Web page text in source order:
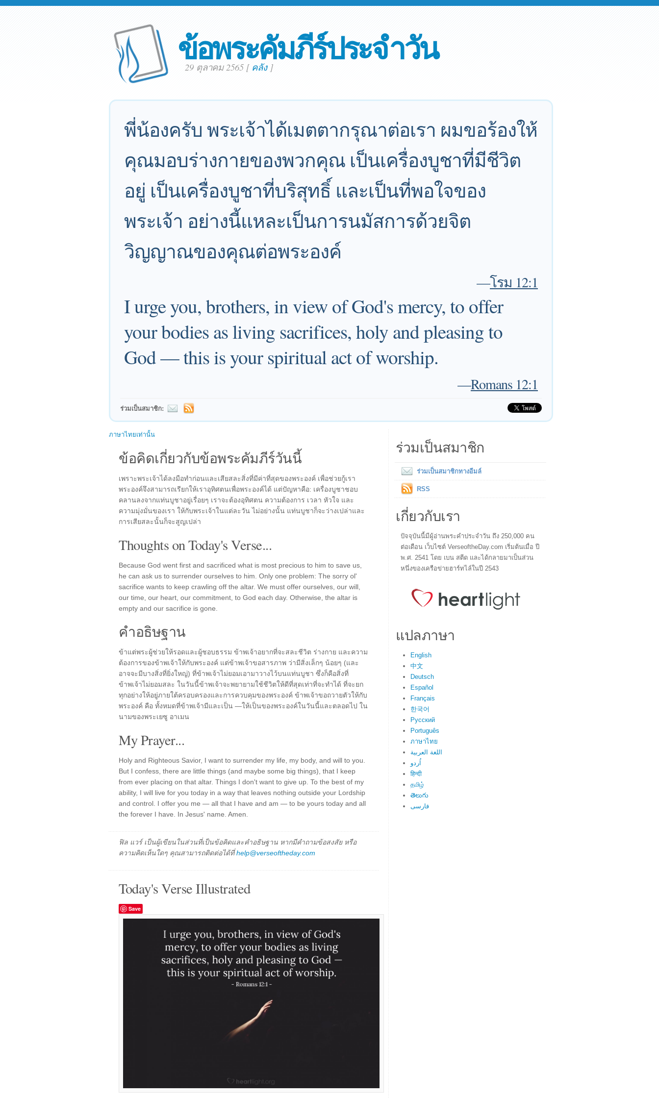
ข้อพระคัมภีร์ประจำวัน
29 ตุลาคม 2565 [ คลัง]
พี่น้องครับ พระเจ้าได้เมตตากรุณาต่อเรา ผมขอร้องให้
คุณมอบร่างกายของพวกคุณ เป็นเครื่องบูชาที่มีชีวิต
อยู่ เป็นเครื่องบูชาที่บริสุทธิ์ และเป็นที่พอใจของ
พระเจ้า อย่างนี้แหละเป็นการนมัสการด้วยจิต
วิญญาณของคุณต่อพระองค์
—โรม 12:1
I urge you, brothers, in view of God's mercy, to offer
your bodies as living sacrifices, holy and pleasing to
God — this is your spiritual act of worship.
—Romans 12:1
ร่วมเป็นสมาชิก:
ภาษาไทยเท่านั้น
ข้อคิดเกี่ยวกับข้อพระคัมภีร์วันนี้
เพราะพระเจ้าได้ลงมือทำก่อนและเสียสละสิ่งที่มีค่าที่สุดของพระองค์ เพื่อช่วยกู้เรา
พระองค์จึงสามารถเรียกให้เราอุทิศตนเพื่อพระองค์ได้ แต่ปัญหาคือ: เครื่องบูชาชอบ
คลานลงจากแท่นบูชาอยู่เรื่อยๆ เราจะต้องอุทิศตน ความต้องการ เวลา หัวใจ และ
ความมุ่งมั่นของเรา ให้กับพระเจ้าในแต่ละวัน ไม่อย่างนั้น แท่นบูชาก็จะว่างเปล่าและ
การเสียสละนั้นก็จะสูญเปล่า
Thoughts on Today's Verse...
Because God went first and sacrificed what is most precious to him to save us,
he can ask us to surrender ourselves to him. Only one problem: The sorry ol'
sacrifice wants to keep crawling off the altar. We must offer ourselves, our will,
our time, our heart, our commitment, to God each day. Otherwise, the altar is
empty and our sacrifice is gone.
คำอธิษฐาน
ข้าแต่พระผู้ช่วยให้รอดและผู้ชอบธรรม ข้าพเจ้าอยากที่จะสละชีวิต ร่างกาย และความ
ต้องการของข้าพเจ้าให้กับพระองค์ แต่ข้าพเจ้าขอสารภาพ ว่ามีสิ่งเล็กๆ น้อยๆ (และ
อาจจะมีบางสิ่งที่ยิ่งใหญ่) ที่ข้าพเจ้าไม่ยอมเอามาวางไว้บนแท่นบูชา ซึ่งก็คือสิ่งที่
ข้าพเจ้าไม่ยอมสละ ในวันนี้ข้าพเจ้าจะพยายามใช้ชีวิตให้ดีที่สุดเท่าที่จะทำได้ ที่จะยก
ทุกอย่างให้อยู่ภายใต้ครอบครองและการควบคุมของพระองค์ ข้าพเจ้าขอถวายตัวให้กับ
พระองค์ คือ ทั้งหมดที่ข้าพเจ้ามีและเป็น —ให้เป็นของพระองค์ในวันนี้และตลอดไป ใน
นามของพระเยซู อาเมน
My Prayer...
Holy and Righteous Savior, I want to surrender my life, my body, and will to you.
But I confess, there are little things (and maybe some big things), that I keep
from ever placing on that altar. Things I don't want to give up. To the best of my
ability, I will live for you today in a way that leaves nothing outside your Lordship
and control. I offer you me — all that I have and am — to be yours today and all
the forever I have. In Jesus' name. Amen.
ฟิล แวร์ เป็นผู้เขียนในส่วนที่เป็นข้อคิดและคำอธิษฐาน หากมีคำถามข้อสงสัย หรือ
ความคิดเห็นใดๆ คุณสามารถติดต่อได้ที่help@verseoftheday.com
Today's Verse Illustrated
Save
ร่วมเป็นสมาชิก
ร่วมเป็นสมาชิกทางอีมล์
RSS
เกี่ยวกับเรา
ปัจจุบันนี้มีผู้อ่านพระคำประจำวัน ถึง 250,000 คน
ต่อเดือน เว็บไซต์ VerseoftheDay.com เริ่มต้นเมื่อ ปี
พ.ศ. 2541 โดย เบน สตีด และได้กลายมาเป็นส่วน
หนึ่งของเครือข่ายฮาร์ทไล์ในปี 2543
แปลภาษา
English
中文
Deutsch
Español
Français
한국어
Русский
Português
ภาษาไทย
اللغة العربية
اُردو
हिन्दी
தமிழ்
తెలుగు
فارسی